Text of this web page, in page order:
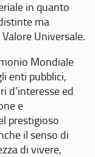
in quanto
ma
Universale.
Mondiale
enti pubblici,
d’interesse ed
e
prestigioso
il senso di
di vivere,